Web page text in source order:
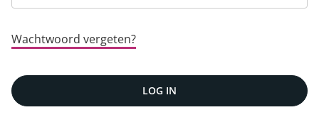
Wachtwoord vergeten?
LOG IN